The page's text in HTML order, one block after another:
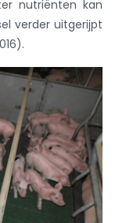
nutriënten kan
verder uitgerijpt
.